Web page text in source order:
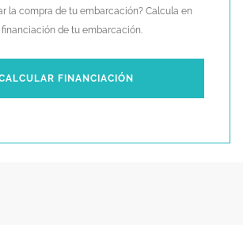
la compra de tu embarcación? Calcula en
financiación de tu embarcación.
FINANCIACIÓN